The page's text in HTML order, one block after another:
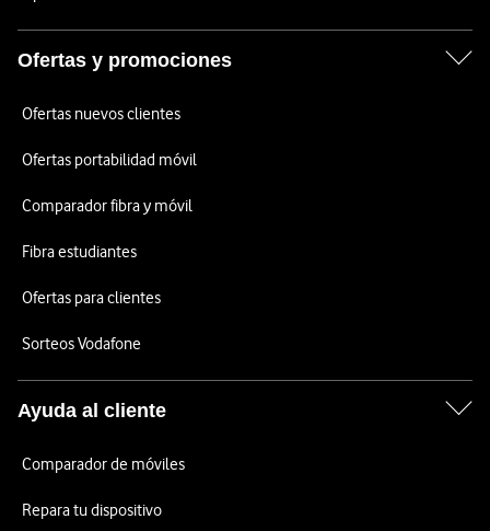
Ofertas y promociones
Ofertas nuevos clientes
Ofertas portabilidad móvil
Comparador fibra y móvil
Fibra estudiantes
Ofertas para clientes
Sorteos Vodafone
Ayuda al cliente
Comparador de móviles
Repara tu dispositivo